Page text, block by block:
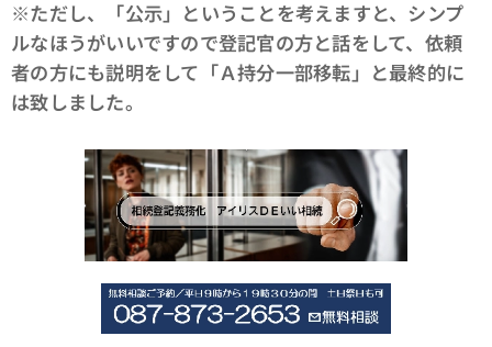
※ただし、「公示」ということを考えますと、シンプ
ルなほうがいいですので登記官の方と話をして、依頼
者の方にも説明をして「Ａ持分一部移転」と最終的に
は致しました。